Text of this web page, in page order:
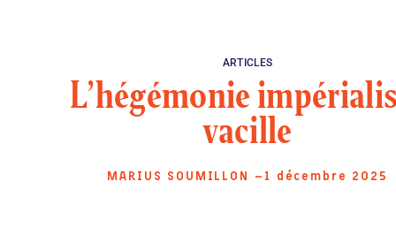
ARTICLES
L’hégémonie
vacille
MARIUS SOUMILLON —1 décembre 2025